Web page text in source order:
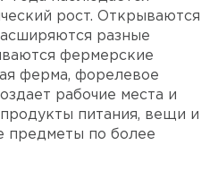
рост. Открываются
разные
фермерские
ферма, форелевое
рабочие места и
питания, вещи и
предметы по более